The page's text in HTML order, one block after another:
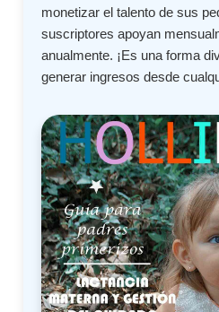
monetizar el talento de sus
suscriptores apoyan
anualmente. ¡Es una forma
generar ingresos desde